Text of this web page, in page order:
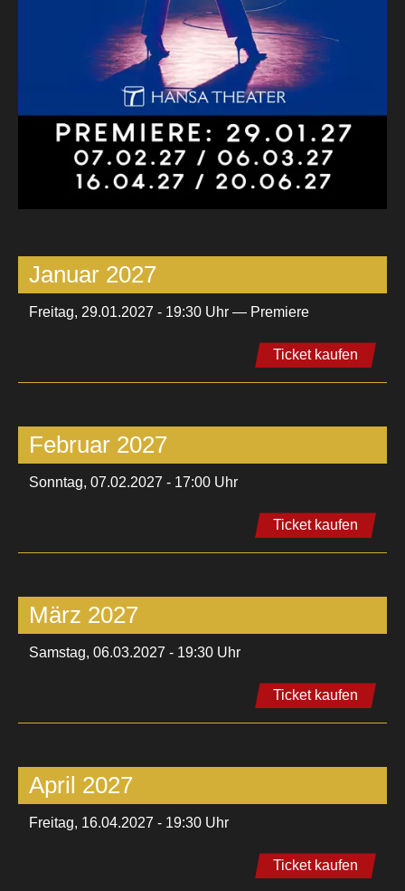
Januar 2027
Freitag, 29.01.2027 - 19:30 Uhr — Premiere
Ticket kaufen
Februar 2027
Sonntag, 07.02.2027 - 17:00 Uhr
Ticket kaufen
März 2027
Samstag, 06.03.2027 - 19:30 Uhr
Ticket kaufen
April 2027
Freitag, 16.04.2027 - 19:30 Uhr
Ticket kaufen